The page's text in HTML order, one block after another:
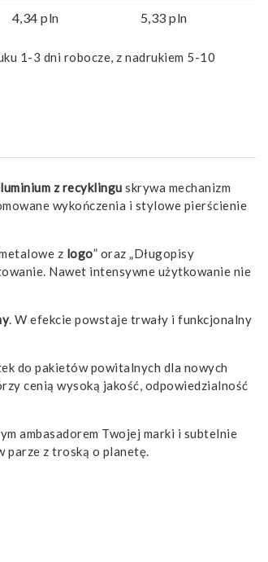
4,34pln 5,33pln
1-3 dni robocze, z nadrukiem 5-10
z recyklingu skrywa mechanizm
wykończenia i stylowe pierścienie
z logo” oraz „Długopisy
Nawet intensywne użytkowanie nie
. W efekcie powstaje trwały i funkcjonalny
do pakietów powitalnych dla nowych
cenią wysoką jakość, odpowiedzialność
ambasadorem Twojej marki i subtelnie
parze z troską o planetę.